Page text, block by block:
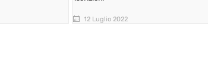
12 Luglio 2022